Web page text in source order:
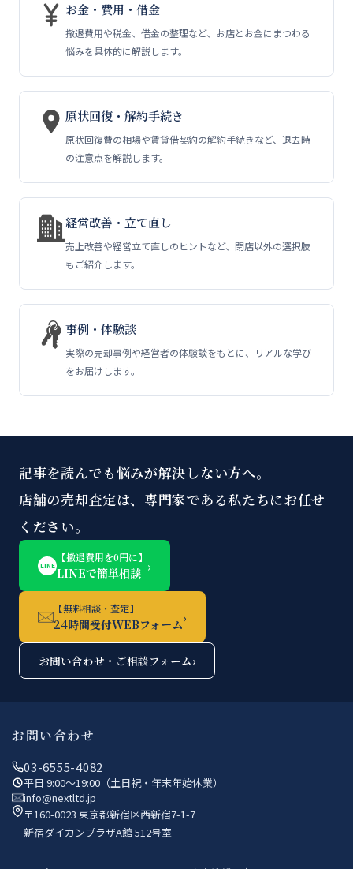
お金・費用・借金
撤退費用や税金、借金の整理など、お店とお金にまつわる
悩みを具体的に解説します。
原状回復・解約手続き
原状回復費の相場や賃貸借契約の解約手続きなど、退去時
の注意点を解説します。
経営改善・立て直し
売上改善や経営立て直しのヒントなど、閉店以外の選択肢
もご紹介します。
事例・体験談
実際の売却事例や経営者の体験談をもとに、リアルな学び
をお届けします。
記事を読んでも悩みが解決しない方へ。
店舗の売却査定は、専門家である私たちにお任せ
ください。
LINE
【撤退費用を0円に】
LINEで簡単相談 ›
【無料相談・査定】
24時間受付WEBフォーム›
お問い合わせ・ご相談フォーム›
お問い合わせ
03-6555-4082
平日 9:00〜19:00（土日祝・年末年始休業）
info@nextltd.jp
〒160-0023 東京都新宿区西新宿7-1-7
新宿ダイカンプラザA館 512号室